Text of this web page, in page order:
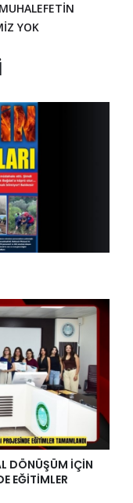
YOK
DÖNÜŞÜM İÇİN
EĞİTİMLER